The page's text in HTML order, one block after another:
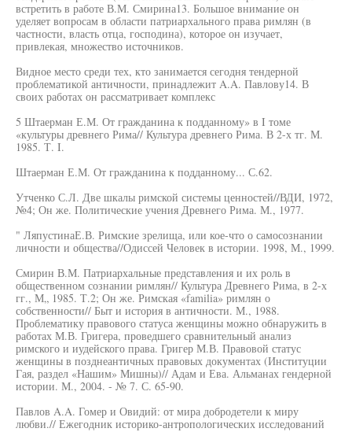
встретить в работе В.М. Смирина13. Большое внимание он
уделяет вопросам в области патриархального права римлян (в
частности, власть отца, господина), которое он изучает,
привлекая, множество источников.
Видное место среди тех, кто занимается сегодня тендерной
проблематикой античности, принадлежит A.A. Павлову14. В
своих работах он рассматривает комплекс
5 Штаерман Е.М. От гражданина к подданному» в I томе
«культуры древнего Рима// Культура древнего Рима. В 2-х тг. М.
1985. Т. I.
Штаерман Е.М. От гражданина к подданному... С.62.
Утченко С.Л. Две шкалы римской системы ценностей//ВДИ, 1972,
№4; Он же. Политические учения Древнего Рима. М., 1977.
" ЛяпустинаЕ.В. Римские зрелища, или кое-что о самосознании
личности и общества//Одиссей Человек в истории. 1998, М., 1999.
Смирин В.М. Патриархальные представления и их роль в
общественном сознании римлян// Культура Древнего Рима, в 2-х
гг., М„ 1985. Т.2; Он же. Римская «familia» римлян о
собственности// Быт и история в античности. М., 1988.
Проблематику правового статуса женщины можно обнаружить в
работах М.В. Григера, проведшего сравнительный анализ
римского и иудейского права. Григер М.В. Правовой статус
женщины в позднеантичных правовых документах (Институции
Гая, раздел «Нашим» Мишны)// Адам и Ева. Альманах гендерной
истории. М., 2004. - № 7. С. 65-90.
Павлов A.A. Гомер и Овидий: от мира добродетели к миру
любви.// Ежегодник историко-антропологических исследований